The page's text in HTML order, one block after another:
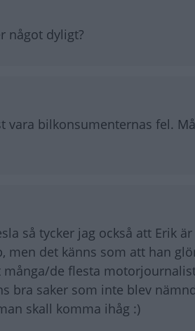
något dyligt?
vara bilkonsumenternas fel.
så tycker jag också att Erik
men det känns som att han
de flesta
bra saker som inte blev
skall komma ihåg :)